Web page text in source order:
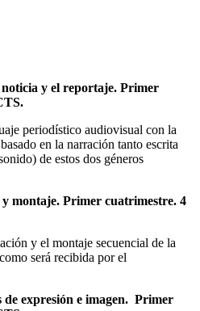
y el reportaje. Primer
periodístico audiovisual con la
en la narración tanto escrita
de estos dos géneros
montaje. Primer cuatrimestre. 4
y el montaje secuencial de la
será recibida por el
expresión e imagen. Primer